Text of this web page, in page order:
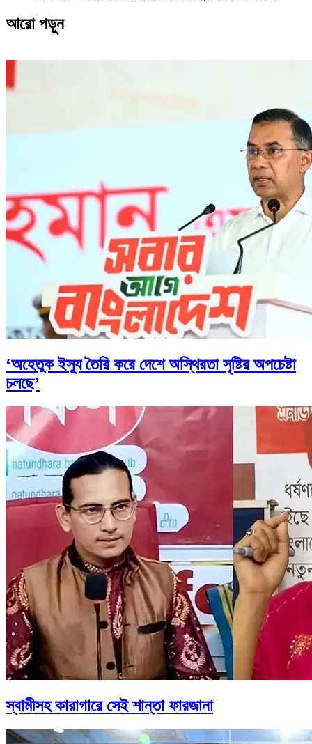
আরো পড়ুন
‘অহেতুক ইস্যু তৈরি করে দেশে অস্থিরতা সৃষ্টির অপচেষ্টা
চলছে’
স্বামীসহ কারাগারে সেই শান্তা ফারজানা